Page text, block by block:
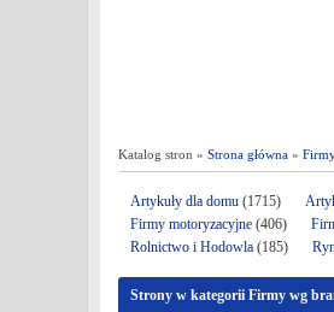
Katalog stron » Strona główna »
Artykuły dla domu (1715)
Firmy motoryzacyjne (406)
Rolnictwo i Hodowla (185)
Strony w kategorii Firmy wg